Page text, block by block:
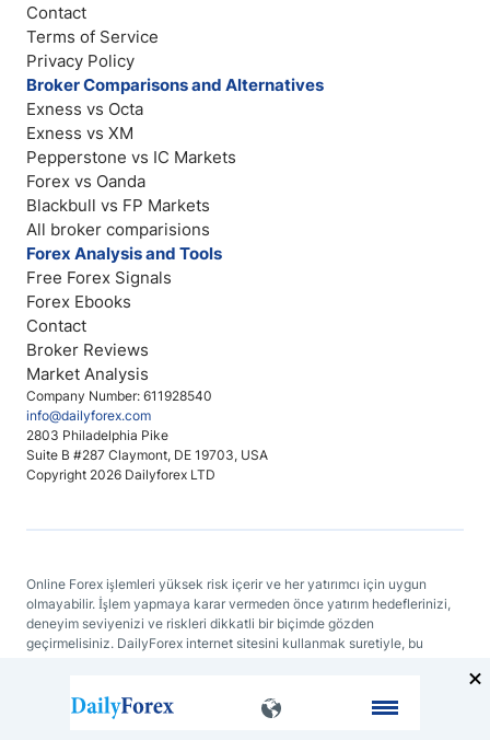
Company Number: 611928540
info@dailyforex.com
2803 Philadelphia Pike
Suite B #287 Claymont, DE 19703, USA
Copyright 2026 Dailyforex LTD
Contact
Terms of Service
Privacy Policy
Broker Comparisons and Alternatives
Exness vs Octa
Exness vs XM
Pepperstone vs IC Markets
Forex vs Oanda
Blackbull vs FP Markets
All broker comparisions
Forex Analysis and Tools
Free Forex Signals
Forex Ebooks
Contact
Broker Reviews
Market Analysis
Online Forex işlemleri yüksek risk içerir ve her yatırımcı için uygun
olmayabilir. İşlem yapmaya karar vermeden önce yatırım hedeflerinizi,
deneyim seviyenizi ve riskleri dikkatli bir biçimde gözden
geçirmelisiniz. DailyForex internet sitesini kullanmak suretiyle, bu
tutmayacağınızı baştan kabul etmiş sayılırsınız.